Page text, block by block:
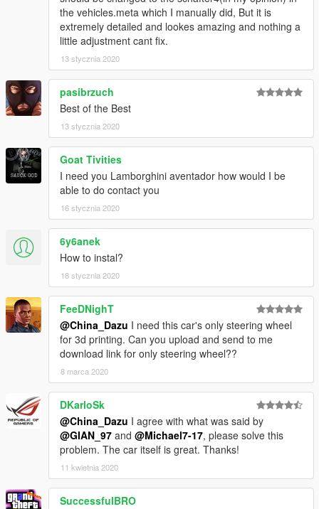
the vehicles.meta which I manually did, But it is
extremely detailed and lookes amazing and nothing a
little adjustment cant fix.
13 stycznia 2020
pasibrzuch
Best of the Best
13 stycznia 2020
Goat Tivities
I need you Lamborghini aventador how would I be
able to do contact you
16 stycznia 2020
6y6anek
How to instal?
18 stycznia 2020
FeeDNighT
@China_Dazu I need this car's only steering wheel
for 3d printing. Can you upload and send to me
download link for only steering wheel??
8 marca 2020
DKarloSk
@China_Dazu I agree with what was said by
@GIAN_97 and @Michael7-17, please solve this
problem. The car itself is great. Thanks!
11 kwietnia 2020
SuccessfulBRO